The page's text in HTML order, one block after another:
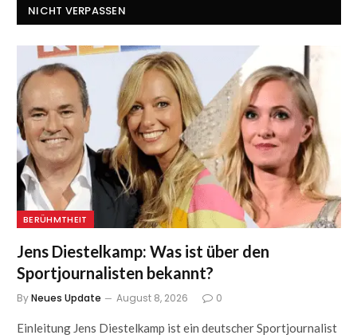
NICHT VERPASSEN
BERÜHMTHEIT
Jens Diestelkamp: Was ist über den
Sportjournalisten bekannt?
ByNeues Update August 8, 2026 0
Einleitung Jens Diestelkamp ist ein deutscher Sportjournalist